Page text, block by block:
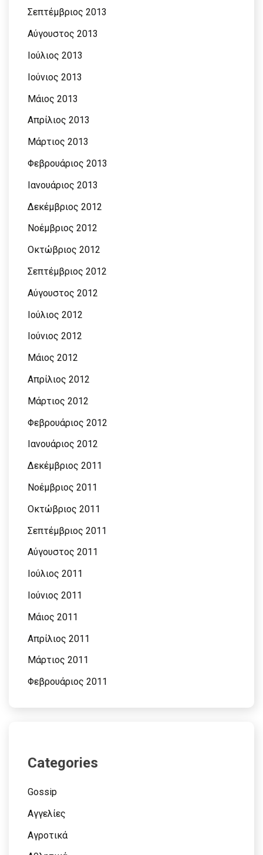
Σεπτέμβριος 2013
Αύγουστος 2013
Ιούλιος 2013
Ιούνιος 2013
Μάιος 2013
Απρίλιος 2013
Μάρτιος 2013
Φεβρουάριος 2013
Ιανουάριος 2013
Δεκέμβριος 2012
Νοέμβριος 2012
Οκτώβριος 2012
Σεπτέμβριος 2012
Αύγουστος 2012
Ιούλιος 2012
Ιούνιος 2012
Μάιος 2012
Απρίλιος 2012
Μάρτιος 2012
Φεβρουάριος 2012
Ιανουάριος 2012
Δεκέμβριος 2011
Νοέμβριος 2011
Οκτώβριος 2011
Σεπτέμβριος 2011
Αύγουστος 2011
Ιούλιος 2011
Ιούνιος 2011
Μάιος 2011
Απρίλιος 2011
Μάρτιος 2011
Φεβρουάριος 2011
Categories
Gossip
Αγγελίες
Αγροτικά